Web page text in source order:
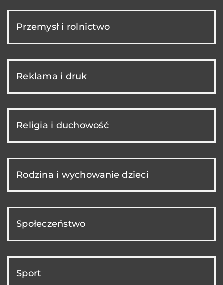
Przemysł i rolnictwo
Reklama i druk
Religia i duchowość
Rodzina i wychowanie dzieci
Społeczeństwo
Sport